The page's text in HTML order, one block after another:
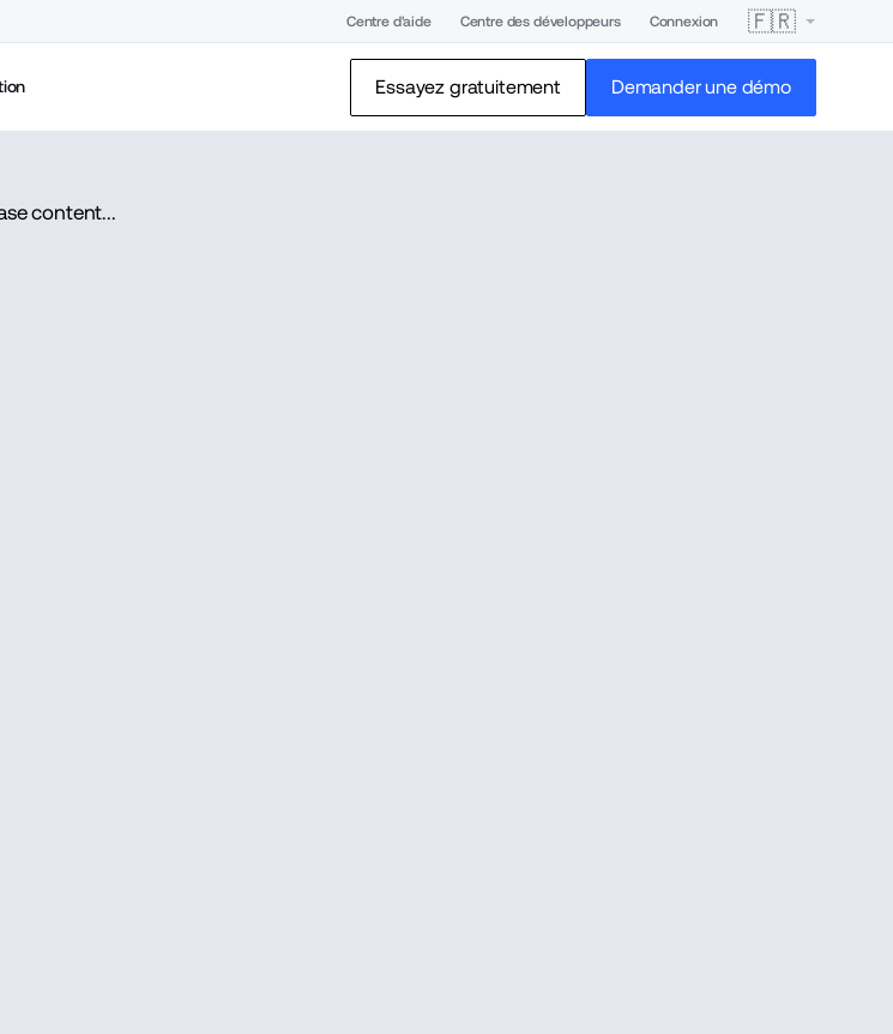
Centre d'aide Centre des développeurs Connexion 🇫🇷
Essayez gratuitement Demander une démo
content...